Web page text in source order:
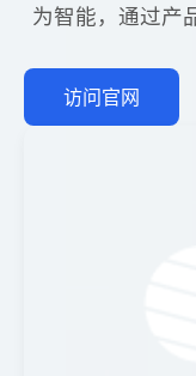
为智能，通过产
访问官网